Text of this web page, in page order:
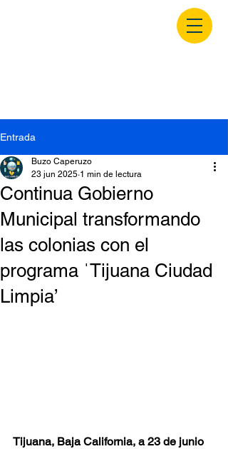
Entrada
Continua Gobierno
Municipal transformando
las colonias con el
programa ˈTijuana Ciudad
Limpia’
Buzo Caperuzo
23 jun 2025 1 min de lectura
Tijuana, Baja California, a 23 de junio